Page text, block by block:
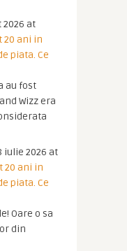
at
20 ani in
piata. Ce
au fost
Wizz era
iulie 2026 at
20 ani in
piata. Ce
Oare o sa
din